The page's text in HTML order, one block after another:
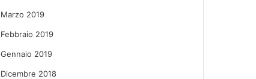
Marzo 2019
Febbraio 2019
Gennaio 2019
Dicembre 2018